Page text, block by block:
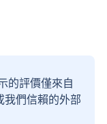
的評價僅來自
們信賴的外部